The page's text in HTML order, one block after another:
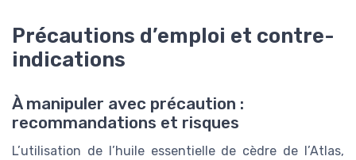
Précautions d’emploi et contre-
indications
À manipuler avec précaution :
recommandations et risques
L’utilisation de l’huile essentielle de cèdre de l’Atlas,